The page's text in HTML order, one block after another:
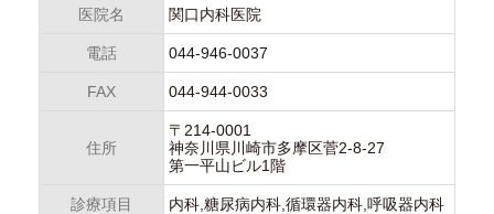
医院名 関口内科医院
電話 044-946-0037
FAX 044-944-0033
住所
〒214-0001
神奈川県川崎市多摩区菅2-8-27
第一平山ビル1階
診療項目 内科,糖尿病内科,循環器内科,呼吸器内科